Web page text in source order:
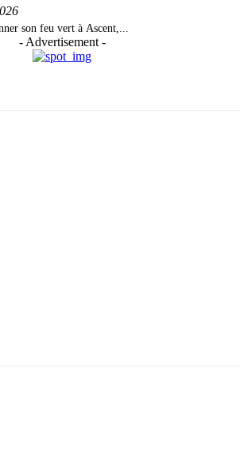
son feu vert à Ascent,...
- Advertisement -